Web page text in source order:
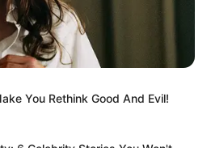
You Rethink Good And Evil!